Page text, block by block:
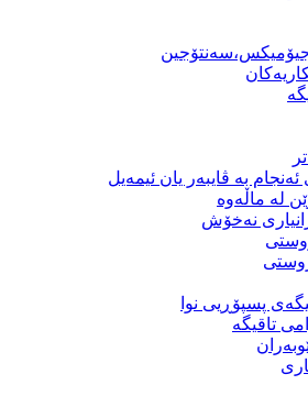
به‌ ڤایبه‌ر یان ئیمه‌یل
لە ماڵەوە
نەخۆش
پسپۆڕیی نوا
تاقیگە